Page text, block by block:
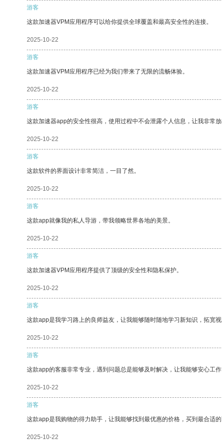
游客
这款加速器VPM应用程序可以给你提供全球覆盖和最高安全性的连接。
2025-10-22
游客
这款加速器VPM应用程序已经为我们带来了无限的流畅体验。
2025-10-22
游客
这款加速器app的安全性很高，使用过程中不会泄露个人信息，让我非常
2025-10-22
游客
这款软件的界面设计非常简洁，一目了然。
2025-10-22
游客
这款app就像我的私人导游，带我领略世界各地的美景。
2025-10-22
游客
这款加速器VPM应用程序提供了顶级的安全性和隐私保护。
2025-10-22
游客
这款app是我学习路上的良师益友，让我能够随时随地学习新知识，拓宽
2025-10-22
游客
这款app的客服非常专业，遇到问题总是能够及时解决，让我能够安心工
2025-10-22
游客
这款app是我购物的得力助手，让我能够找到最优惠的价格，买到最合适
2025-10-22